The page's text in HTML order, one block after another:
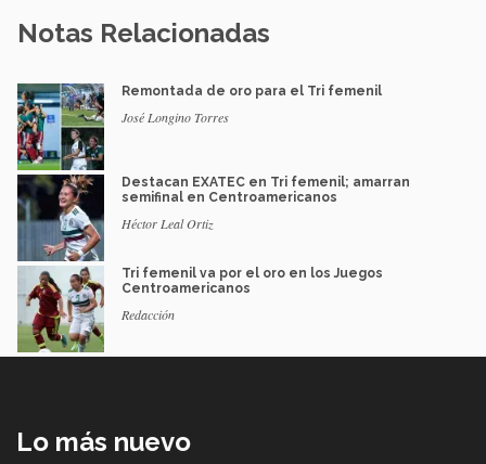
Notas Relacionadas
Remontada de oro para el Tri femenil
José Longino Torres
Destacan EXATEC en Tri femenil; amarran
semifinal en Centroamericanos
Héctor Leal Ortiz
Tri femenil va por el oro en los Juegos
Centroamericanos
Redacción
Lo más nuevo